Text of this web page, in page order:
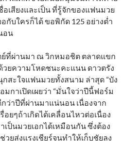
เสียงและเป็น ที่รู้จักของแฟนมวย
กับใครก็ได้ ขอพิกัด 125 อย่างต่ำ
อน
ที่ผ่านมา ณ วิกหมอชิต ตลาดแขก
ยความโหดชนะคะแนน ดาวตรัง
สะใจแฟนมวยทั้งสนาม ล่าสุด “บัง
มกาเปิดเผยว่า “มั่นใจว่าปีนี้ฟอร์ม
ว่าปีที่ผ่านมาแน่นอน เนื่องจาก
อยๆถ้าเกิดได้เคลื่อนไหวต่อเนื่อง
ป็นมวยเอกได้เหมือนกัน ซึ่งต้อง
ส่งแรงเชียร์จนทำให้เก็บชัยลง